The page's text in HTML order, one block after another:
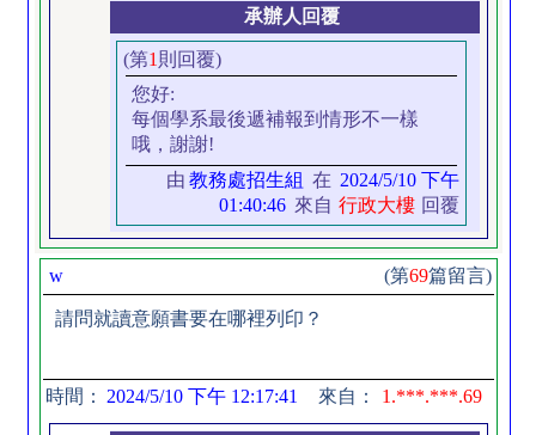
承辦人回覆
(第1 則回覆)
您好:
每個學系最後遞補報到情形不一樣
哦，謝謝!
由 教務處招生組 在 2024/5/10 下午
01:40:46 來自 行政大樓 回覆
w (第69篇留言)
請問就讀意願書要在哪裡列印？
時間： 2024/5/10 下午 12:17:41 來自： 1.***.***.69